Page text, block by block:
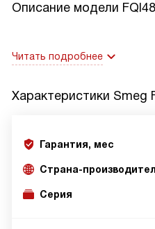
Описание модели
Читать подробнее
Характеристики Smeg
Гарантия, мес
Страна-
Серия